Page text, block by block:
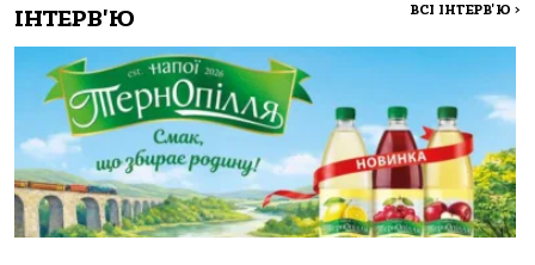
ІНТЕРВ'Ю ВСІ ІНТЕРВ'Ю >